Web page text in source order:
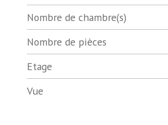
Nombre de chambre(s)
Nombre de pièces
Etage
Vue